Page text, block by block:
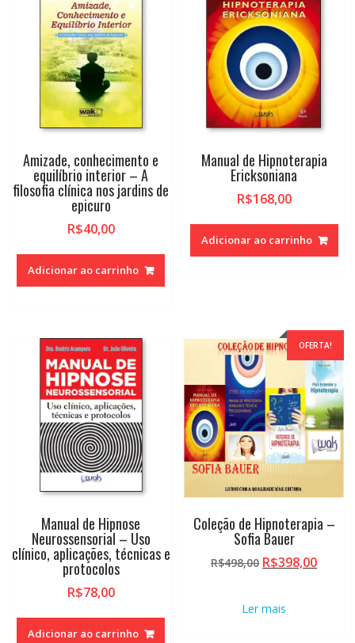
Amizade, conhecimento e
equilíbrio interior – A
filosofia clínica nos jardins de
epicuro
R$40,00
Adicionar ao carrinho
Manual de Hipnoterapia
Ericksoniana
R$168,00
Adicionar ao carrinho
Manual de Hipnose
Neurossensorial – Uso
clínico, aplicações, técnicas e
protocolos
R$78,00
Adicionar ao carrinho
OFERTA!
Coleção de Hipnoterapia –
Sofia Bauer
R$498,00 O
era:
R$398,00O
Ler mais